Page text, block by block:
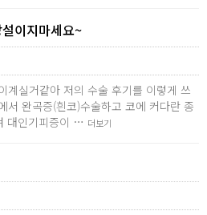
이지마세요~
계실거같아 저의 수술 후기를 이렇게 쓰
서 완곡증(흰코)수술하고 코에 커다란 종
대인기피증이 … 더보기